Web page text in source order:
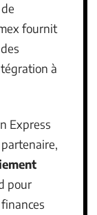
fournit
à
Express
pour